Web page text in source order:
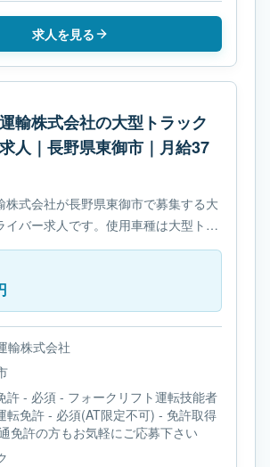
求人を見る
輸株式会社の大型トラック
人｜長野県東御市｜月給37
株式会社が長野県東御市で募集する大
イバー求人です。使用車種は大型トラ
時間は- 変形労働時間制です。必要免
免許です。
輸株式会社
許 - 必須 - フォークリフト運転技能者
転免許 - 必須(AT限定不可) - 免許取得
免許の方もお気軽にご応募下さい